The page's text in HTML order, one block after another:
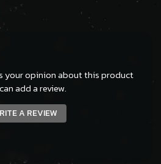
your opinion about this product
add a review.
A REVIEW